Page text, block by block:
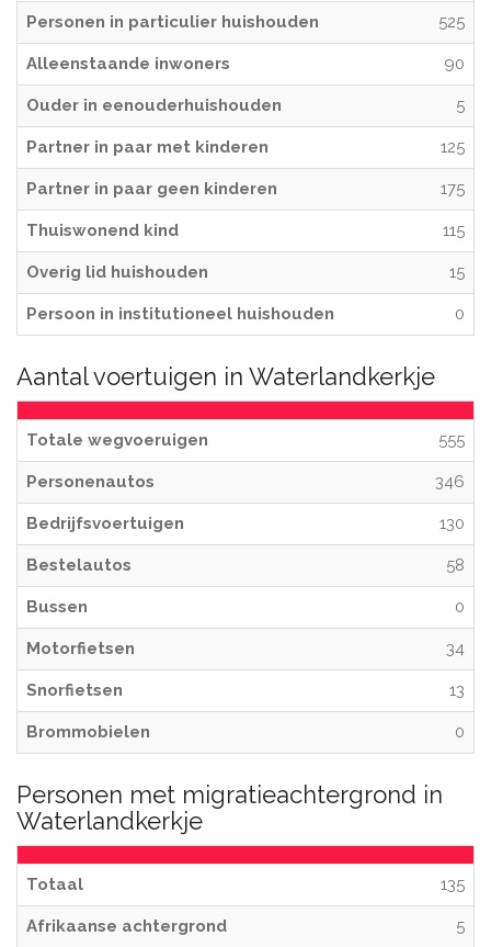
Personen in particulier huishouden 525
Alleenstaande inwoners 90
Ouder in eenouderhuishouden 5
Partner in paar met kinderen 125
Partner in paar geen kinderen 175
Thuiswonend kind 115
Overig lid huishouden 15
Persoon in institutioneel huishouden 0
Aantal voertuigen in Waterlandkerkje
Totale wegvoeruigen 555
Personenautos 346
Bedrijfsvoertuigen 130
Bestelautos 58
Bussen 0
Motorfietsen 34
Snorfietsen 13
Brommobielen 0
Personen met migratieachtergrond in
Waterlandkerkje
Totaal 135
Afrikaanse achtergrond 5